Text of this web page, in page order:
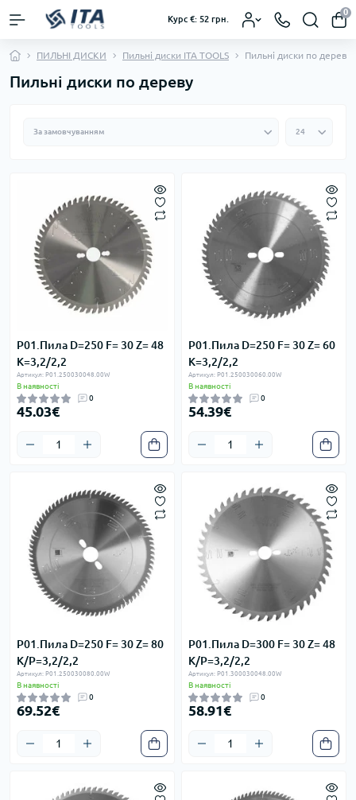
Курс €: 52 грн.
0
ПИЛЬНІ ДИСКИ Пильні диски ІТА TOOLS Пильні диски по дереву
Пильні диски по дереву
P01.Пила D=250 F= 30 Z= 48
K=3,2/2,2
Артикул: P01.250030048.00W
В наявності
0
45.03€
P01.Пила D=250 F= 30 Z= 60
K=3,2/2,2
Артикул: P01.250030060.00W
В наявності
0
54.39€
P01.Пила D=250 F= 30 Z= 80
K/P=3,2/2,2
Артикул: P01.250030080.00W
В наявності
0
69.52€
P01.Пила D=300 F= 30 Z= 48
K/P=3,2/2,2
Артикул: P01.300030048.00W
В наявності
0
58.91€